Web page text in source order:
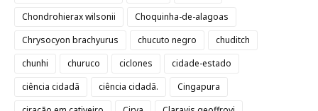
Chondrohierax wilsonii
Choquinha-de-alagoas
Chrysocyon brachyurus
chucuto negro
chuditch
chunhi
churuco ciclones
cidade-estado
ciência cidadã
ciência cidadã.
Cingapura